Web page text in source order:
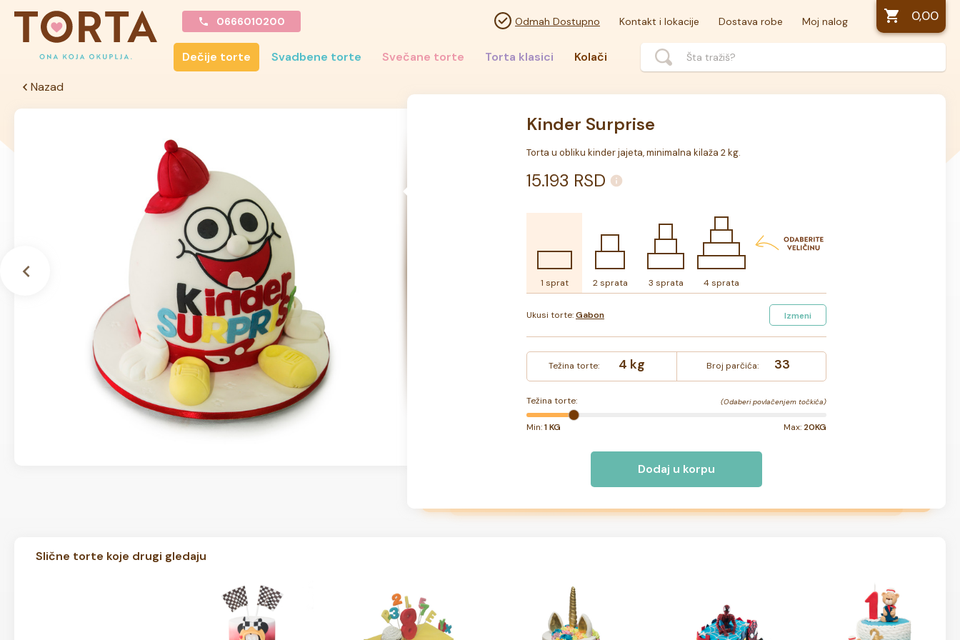
0666010200 Odmah Dostupno Kontakt i lokacije Dostava robe Moj nalog 0,00
Dečije torte Svadbene torte Svečane torte Torta klasici
Kolači
Nazad
Kinder Surprise
Torta u obliku kinder jajeta, minimalna kilaža 2 kg.
15.193 RSD
1 sprat 2 sprata 3 sprata 4 sprata
Ukusi torte:Gabon Izmeni
Težina torte: 4 kg Broj parčića: 33
Težina torte: (Odaberi povlačenjem točkića)
Min:1 KG Max: 20KG
Dodaj u korpu
Slične torte koje drugi gledaju